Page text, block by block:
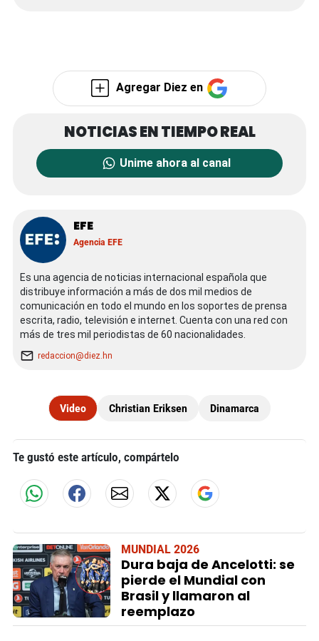
Agregar Diez en
Unime ahora al canal
EFE
Agencia EFE
Es una agencia de noticias internacional española que
distribuye información a más de dos mil medios de
comunicación en todo el mundo en los soportes de prensa
escrita, radio, televisión e internet. Cuenta con una red con
más de tres mil periodistas de 60 nacionalidades.
redaccion@diez.hn
Video Christian Eriksen Dinamarca
Te gustó este artículo, compártelo
MUNDIAL 2026
Dura baja de Ancelotti: se
pierde el Mundial con
Brasil y llamaron al
reemplazo